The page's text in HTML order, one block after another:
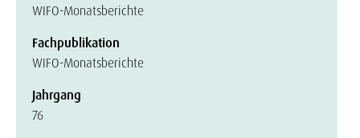
WIFO-Monatsberichte
Fachpublikation
WIFO-Monatsberichte
Jahrgang
76